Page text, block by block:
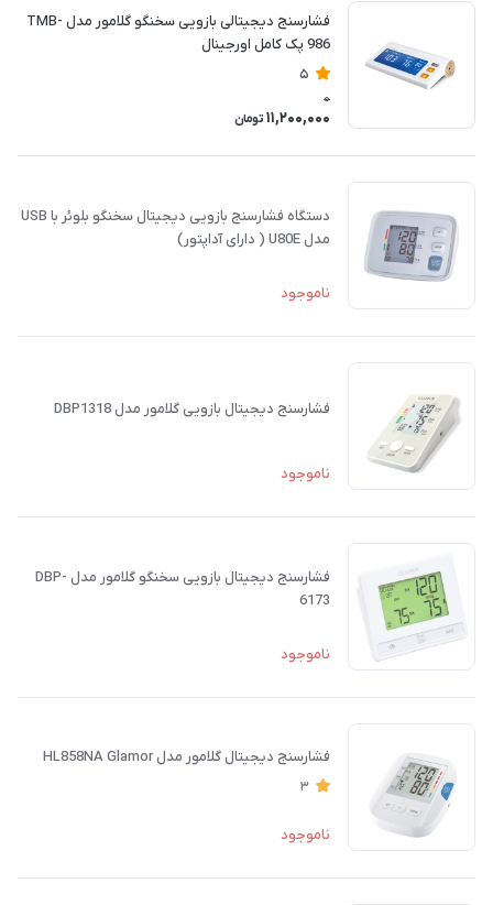
فشارسنج دیجیتالی بازویی سخنگو گلامور مدل TMB-
986 پک کامل اورجینال
5
0
11,200,000 تومان
دستگاه فشارسنج بازویی دیجیتال سخنگو بلوئر با USB
مدل U80E ( دارای آداپتور)
ناموجود
فشارسنج دیجیتال بازویی گلامور مدل DBP1318
ناموجود
فشارسنج دیجیتال بازویی سخنگو گلامور مدل DBP-
6173
ناموجود
فشارسنج دیجیتال گلامور مدل HL858NA Glamor
3
ناموجود